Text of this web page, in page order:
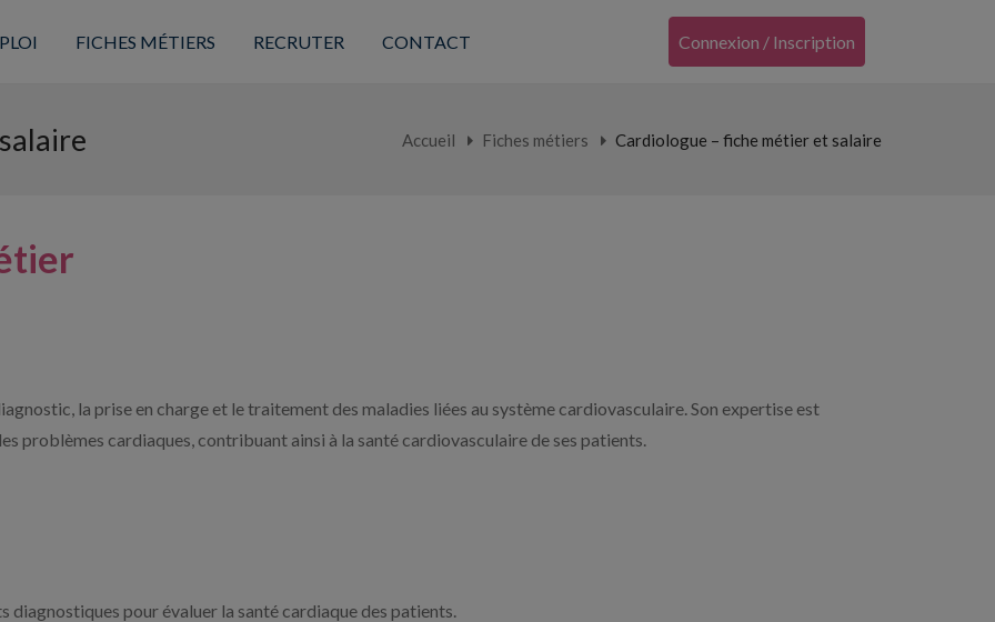
FICHES MÉTIERS RECRUTER CONTACT Connexion / Inscription
Accueil Fiches métiers Cardiologue – fiche métier et salaire
la prise en charge et le traitement des maladies liées au système cardiovasculaire. Son expertise est
problèmes cardiaques, contribuant ainsi à la santé cardiovasculaire de ses patients.
diagnostiques pour évaluer la santé cardiaque des patients.